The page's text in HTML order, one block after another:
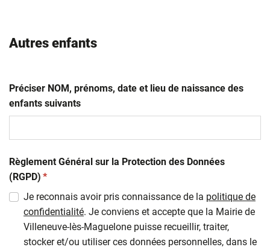
Autres enfants
Préciser NOM, prénoms, date et lieu de naissance des
enfants suivants
Règlement Général sur la Protection des Données
(RGPD) (obligatoire)
*
Je reconnais avoir pris connaissance de la politique de
confidentialité. Je conviens et accepte que la Mairie de
Villeneuve-lès-Maguelone puisse recueillir, traiter,
stocker et/ou utiliser ces données personnelles, dans le